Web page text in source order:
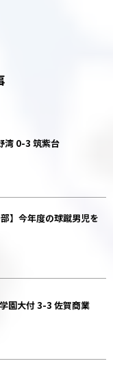
湾 0-3 筑紫台
】今年度の球蹴男児を
園大付 3-3 佐賀商業